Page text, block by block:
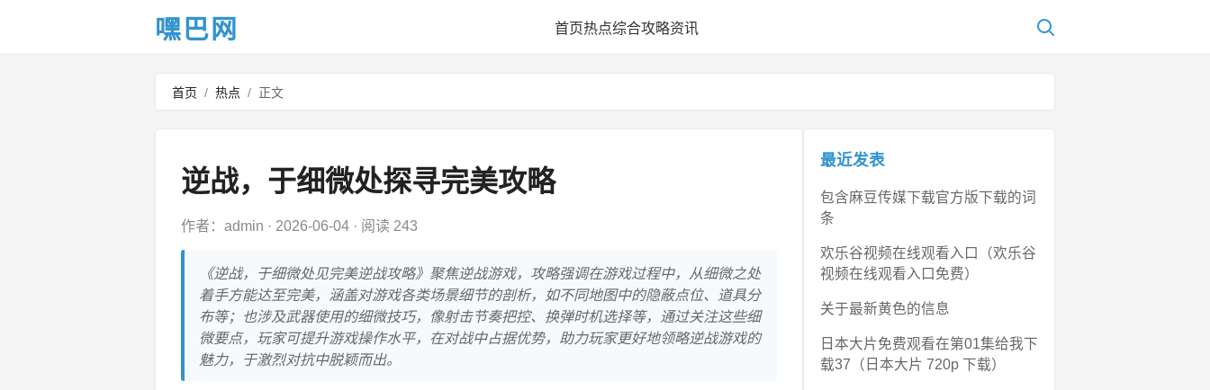
嘿巴网 首页热点综合攻略资讯
首页 / 热点 / 正文
逆战，于细微处探寻完美攻略
作者：admin · 2026-06-04 · 阅读 243
《逆战，于细微处见完美逆战攻略》聚焦逆战游戏，攻略强调在游戏过程中，从细微之处
着手方能达至完美，涵盖对游戏各类场景细节的剖析，如不同地图中的隐蔽点位、道具分
布等；也涉及武器使用的细微技巧，像射击节奏把控、换弹时机选择等，通过关注这些细
微要点，玩家可提升游戏操作水平，在对战中占据优势，助力玩家更好地领略逆战游戏的
魅力，于激烈对抗中脱颖而出。
最近发表
包含麻豆传媒下载官方版下载的词
条
欢乐谷视频在线观看入口（欢乐谷
视频在线观看入口免费）
关于最新黄色的信息
日本大片免费观看在第01集给我下
载37（日本大片 720p 下载）